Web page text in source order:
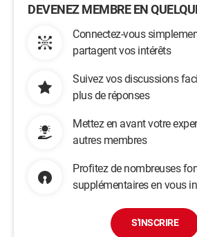
DEVENEZ MEMBRE EN
Connectez-vous
partagent vos intérêts
Suivez vos discussions
plus de réponses
Mettez en avant votre
autres membres
Profitez de nombreuses
supplémentaires en vous
S'INSCRIRE